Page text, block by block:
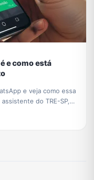
e como está
e veja como essa
do TRE-SP,